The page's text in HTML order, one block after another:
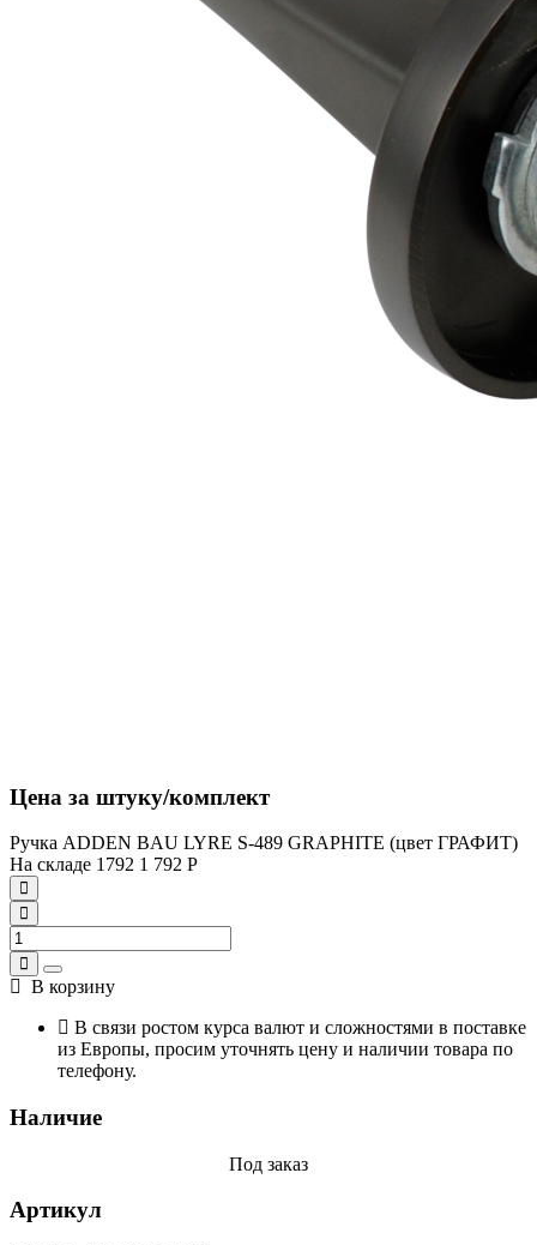
Цена за штуку/комплект
Ручка ADDEN BAU LYRE S-489 GRAPHITE (цвет ГРАФИТ)
На складе 1792 1 792 Р
В корзину
В связи ростом курса валют и сложностями в поставке
из Европы, просим уточнять цену и наличии товара по
телефону.
Наличие
Под заказ
Артикул